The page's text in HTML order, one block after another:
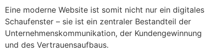
Eine moderne Website ist somit nicht nur ein digitales
Schaufenster – sie ist ein zentraler Bestandteil der
Unternehmenskommunikation, der Kundengewinnung
und des Vertrauensaufbaus.